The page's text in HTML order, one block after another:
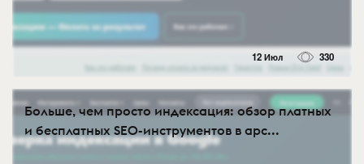
12 Июл 330
Больше, чем просто индексация: обзор платных
и бесплатных SEO-инструментов в арс...